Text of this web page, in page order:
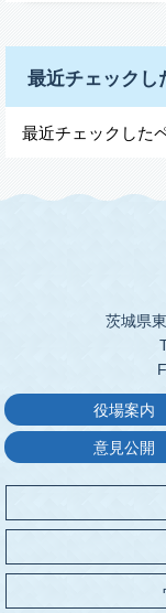
最近チェックし
最近チェックした
茨城県
役場案内
意見公開